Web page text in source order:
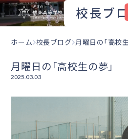
大阪府
校長ブ
ホーム 校長ブログ 月曜日の「高校
月曜日の「高校生の夢」
2025.03.03